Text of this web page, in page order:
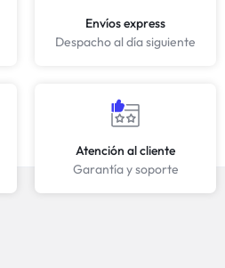
Envíos express
Despacho al día siguiente
Atención al cliente
Garantía y soporte